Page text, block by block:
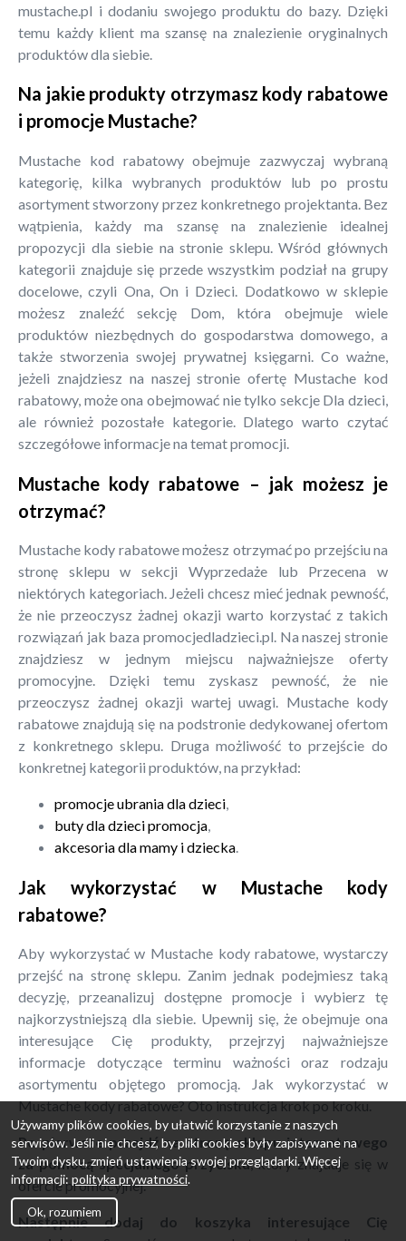
mustache.pl i dodaniu swojego produktu do bazy. Dzięki
temu każdy klient ma szansę na znalezienie oryginalnych
produktów dla siebie.
Na jakie produkty otrzymasz kody rabatowe
i promocje Mustache?
Mustache kod rabatowy obejmuje zazwyczaj wybraną
kategorię, kilka wybranych produktów lub po prostu
asortyment stworzony przez konkretnego projektanta. Bez
wątpienia, każdy ma szansę na znalezienie idealnej
propozycji dla siebie na stronie sklepu. Wśród głównych
kategorii znajduje się przede wszystkim podział na grupy
docelowe, czyli Ona, On i Dzieci. Dodatkowo w sklepie
możesz znaleźć sekcję Dom, która obejmuje wiele
produktów niezbędnych do gospodarstwa domowego, a
także stworzenia swojej prywatnej księgarni. Co ważne,
jeżeli znajdziesz na naszej stronie ofertę Mustache kod
rabatowy, może ona obejmować nie tylko sekcje Dla dzieci,
ale również pozostałe kategorie. Dlatego warto czytać
szczegółowe informacje na temat promocji.
Mustache kody rabatowe – jak możesz je
otrzymać?
Mustache kody rabatowe możesz otrzymać po przejściu na
stronę sklepu w sekcji Wyprzedaże lub Przecena w
niektórych kategoriach. Jeżeli chcesz mieć jednak pewność,
że nie przeoczysz żadnej okazji warto korzystać z takich
rozwiązań jak baza promocjedladzieci.pl. Na naszej stronie
znajdziesz w jednym miejscu najważniejsze oferty
promocyjne. Dzięki temu zyskasz pewność, że nie
przeoczysz żadnej okazji wartej uwagi. Mustache kody
rabatowe znajdują się na podstronie dedykowanej ofertom
z konkretnego sklepu. Druga możliwość to przejście do
konkretnej kategorii produktów, na przykład:
promocje ubrania dla dzieci,
buty dla dzieci promocja,
akcesoria dla mamy i dziecka.
Jak wykorzystać w Mustache kody
rabatowe?
Aby wykorzystać w Mustache kody rabatowe, wystarczy
przejść na stronę sklepu. Zanim jednak podejmiesz taką
decyzję, przeanalizuj dostępne promocje i wybierz tę
najkorzystniejszą dla siebie. Upewnij się, że obejmuje ona
interesujące Cię produkty, przejrzyj najważniejsze
informacje dotyczące terminu ważności oraz rodzaju
asortymentu objętego promocją. Jak wykorzystać w
Mustache kody rabatowe? Oto instrukcja krok po kroku.
Po pierwsze przejdź na stronę sklepu internetowego
za pomocą specjalnego przycisku, który znajduje się w
ofercie promocyjnej.
Następnie dodaj do koszyka interesujące Cię
Używamy plików cookies, by ułatwić korzystanie z naszych
serwisów. Jeśli nie chcesz, by pliki cookies były zapisywane na
Twoim dysku, zmień ustawienia swojej przeglądarki. Więcej
informacji: polityka prywatności.
Ok, rozumiem